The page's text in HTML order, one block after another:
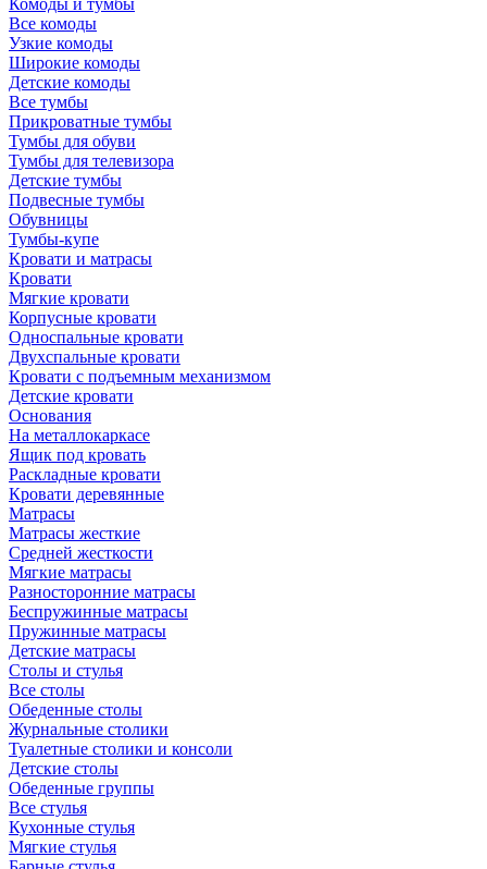
Комоды и тумбы
Все комоды
Узкие комоды
Широкие комоды
Детские комоды
Все тумбы
Прикроватные тумбы
Тумбы для обуви
Тумбы для телевизора
Детские тумбы
Подвесные тумбы
Обувницы
Тумбы-купе
Кровати и матрасы
Кровати
Мягкие кровати
Корпусные кровати
Односпальные кровати
Двухспальные кровати
Кровати с подъемным механизмом
Детские кровати
Основания
На металлокаркасе
Ящик под кровать
Раскладные кровати
Кровати деревянные
Матрасы
Матрасы жесткие
Средней жесткости
Мягкие матрасы
Разносторонние матрасы
Беспружинные матрасы
Пружинные матрасы
Детские матрасы
Столы и стулья
Все столы
Обеденные столы
Журнальные столики
Туалетные столики и консоли
Детские столы
Обеденные группы
Все стулья
Кухонные стулья
Мягкие стулья